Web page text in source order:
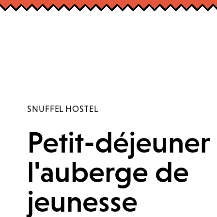
SNUFFEL HOSTEL
Petit-déjeuner
l'auberge de
jeunesse